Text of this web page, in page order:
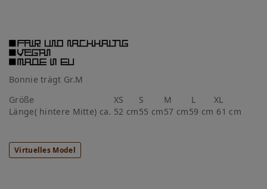
Bonnie trägt Gr.M
Größe
XS S M L
XL
Länge( hintere Mitte) ca. 52 cm55 cm57 cm59 cm 61 cm
Virtuelles Model